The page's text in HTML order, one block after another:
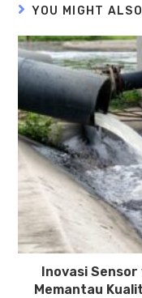
YOU MIGHT
Inovasi
Memantau